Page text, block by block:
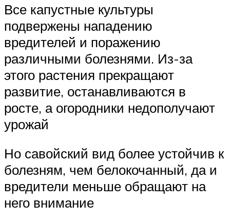
Все капустные культуры
подвержены нападению
вредителей и поражению
различными болезнями. Из-за
этого растения прекращают
развитие, останавливаются в
росте, а огородники недополучают
урожай
Но савойский вид более устойчив к
болезням, чем белокочанный, да и
вредители меньше обращают на
него внимание